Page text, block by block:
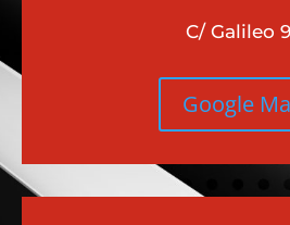
C/ Galileo
Google